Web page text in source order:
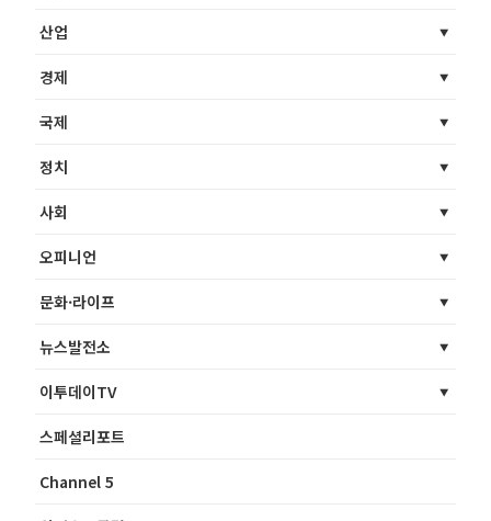
산업
경제
국제
정치
사회
오피니언
문화·라이프
뉴스발전소
이투데이TV
스페셜리포트
Channel 5